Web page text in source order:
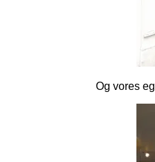
Og vores